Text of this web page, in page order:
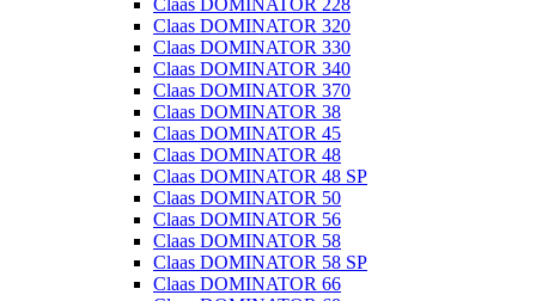
Claas DOMINATOR 228
Claas DOMINATOR 320
Claas DOMINATOR 330
Claas DOMINATOR 340
Claas DOMINATOR 370
Claas DOMINATOR 38
Claas DOMINATOR 45
Claas DOMINATOR 48
Claas DOMINATOR 48 SP
Claas DOMINATOR 50
Claas DOMINATOR 56
Claas DOMINATOR 58
Claas DOMINATOR 58 SP
Claas DOMINATOR 66